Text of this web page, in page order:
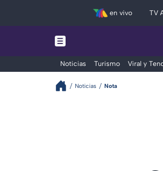
en vivo TV
Noticias Turismo Viral y
Noticias Nota